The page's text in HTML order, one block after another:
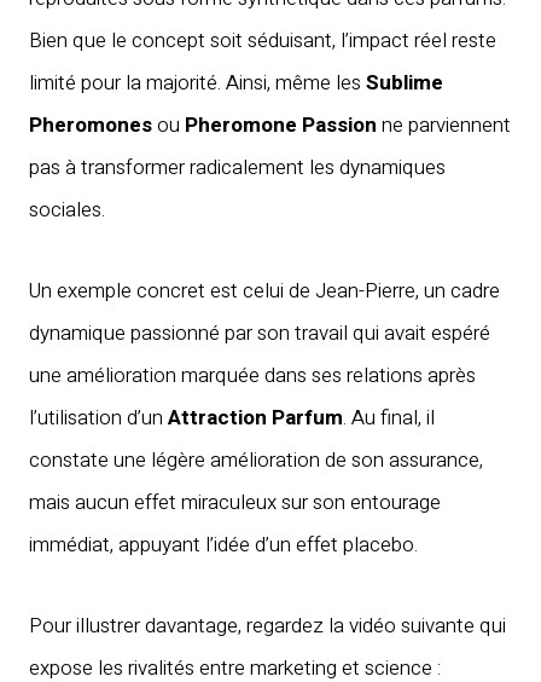
Bien que le concept soit séduisant, l’impact réel reste
limité pour la majorité. Ainsi, même les Sublime
Pheromonesou Pheromone Passion ne parviennent
pas à transformer radicalement les dynamiques
sociales.
Un exemple concret est celui de Jean-Pierre, un cadre
dynamique passionné par son travail qui avait espéré
une amélioration marquée dans ses relations après
l’utilisation d’un Attraction Parfum. Au final, il
constate une légère amélioration de son assurance,
mais aucun effet miraculeux sur son entourage
immédiat, appuyant l’idée d’un effet placebo.
Pour illustrer davantage, regardez la vidéo suivante qui
expose les rivalités entre marketing et science :